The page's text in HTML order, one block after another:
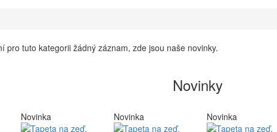
pro tuto kategorii žádný záznam, zde jsou naše novinky.
Novinky
Novinka Novinka Novinka